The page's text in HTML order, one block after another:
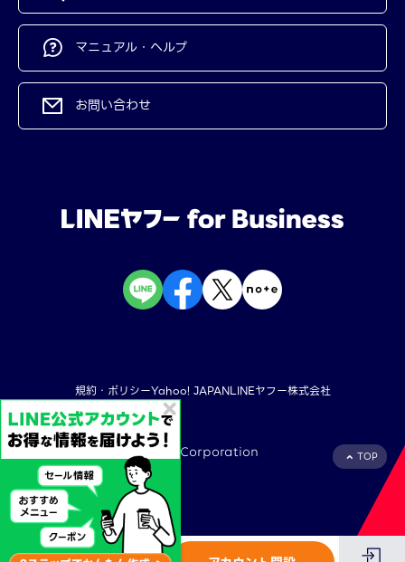
マニュアル・ヘルプ
お問い合わせ
TOP
規約・ポリシーYahoo! JAPANLINEヤフー株式会社
©︎ LY Corporation